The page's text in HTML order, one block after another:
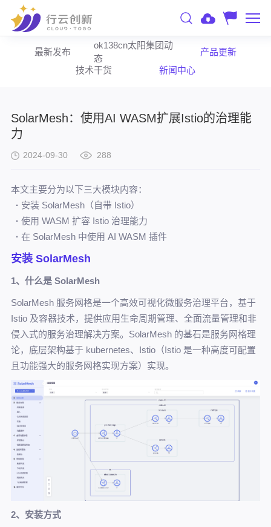
最新发布
ok138cn太阳集团动
态
产品更新
技术干货
新闻中心
SolarMesh：使用AI WASM扩展Istio的治理能
力
2024-09-30 288
本文主要分为以下三大模块内容：
· 安装 SolarMesh（自带 Istio）
· 使用 WASM 扩容 Istio 治理能力
· 在 SolarMesh 中使用 AI WASM 插件
安装 SolarMesh
1、什么是 SolarMesh
SolarMesh 服务网格是一个高效可视化微服务治理平台，基于
Istio 及容器技术，提供应用生命周期管理、全面流量管理和非
侵入式的服务治理解决方案。SolarMesh 的基石是服务网格理
论，底层架构基于 kubernetes、Istio（Istio 是一种高度可配置
且功能强大的服务网格实现方案）实现。
2、安装方式